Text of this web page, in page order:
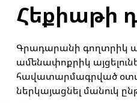
Հեքիաթի
Գրադարանի գողտրիկ
ամենափոքրիկ
հավատարմագրված
ներկայացնել մանուկ